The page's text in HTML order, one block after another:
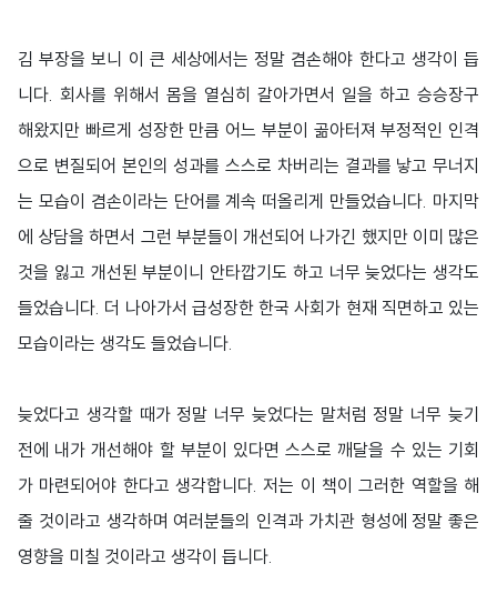
김 부장을 보니 이 큰 세상에서는 정말 겸손해야 한다고 생각이 듭
니다. 회사를 위해서 몸을 열심히 갈아가면서 일을 하고 승승장구
해왔지만 빠르게 성장한 만큼 어느 부분이 곪아터져 부정적인 인격
으로 변질되어 본인의 성과를 스스로 차버리는 결과를 낳고 무너지
는 모습이 겸손이라는 단어를 계속 떠올리게 만들었습니다. 마지막
에 상담을 하면서 그런 부분들이 개선되어 나가긴 했지만 이미 많은
것을 잃고 개선된 부분이니 안타깝기도 하고 너무 늦었다는 생각도
들었습니다. 더 나아가서 급성장한 한국 사회가 현재 직면하고 있는
모습이라는 생각도 들었습니다.
늦었다고 생각할 때가 정말 너무 늦었다는 말처럼 정말 너무 늦기
전에 내가 개선해야 할 부분이 있다면 스스로 깨달을 수 있는 기회
가 마련되어야 한다고 생각합니다. 저는 이 책이 그러한 역할을 해
줄 것이라고 생각하며 여러분들의 인격과 가치관 형성에 정말 좋은
영향을 미칠 것이라고 생각이 듭니다.